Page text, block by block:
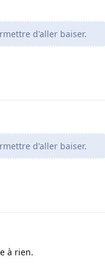
d'aller baiser.
d'aller baiser.
à rien.